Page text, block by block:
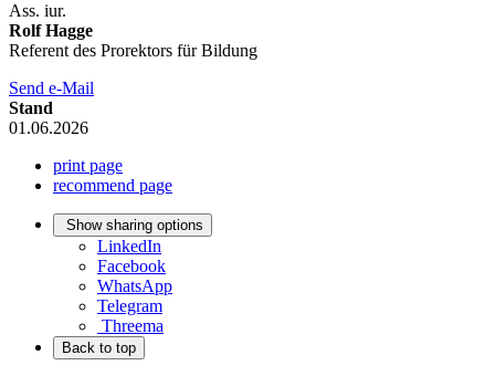
Ass. iur.
Rolf Hagge
Referent des Prorektors für Bildung
Send e-Mail
Stand
01.06.2026
print page
recommend page
Show sharing options
LinkedIn
Facebook
WhatsApp
Telegram
Threema
Back to top